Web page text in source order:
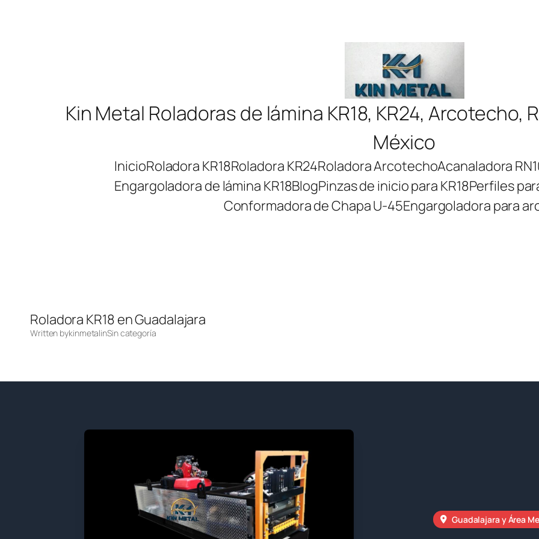
Kin Metal Roladoras de lámina KR18, KR24, Arcotecho,
México
InicioRoladora KR18Roladora KR24Roladora ArcotechoAcanaladora
Engargoladora de lámina KR18BlogPinzas de inicio para KR18Perfiles
Conformadora de Chapa U-45Engargoladora para
Roladora KR18 en Guadalajara
Written bykinmetalinSin categoría
Guadalajara y Área